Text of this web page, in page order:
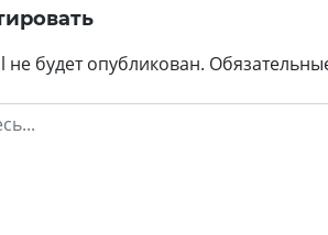
будет опубликован.